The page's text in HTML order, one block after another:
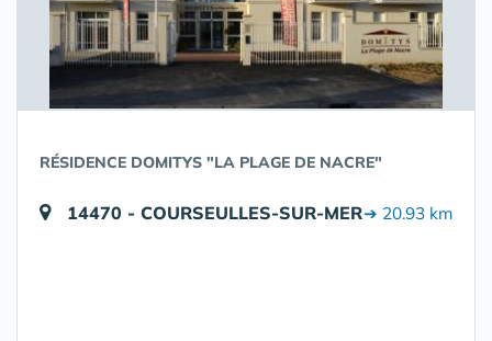
RÉSIDENCE DOMITYS "LA PLAGE DE NACRE"
14470 - COURSEULLES-SUR-MER➔ 20.93 km